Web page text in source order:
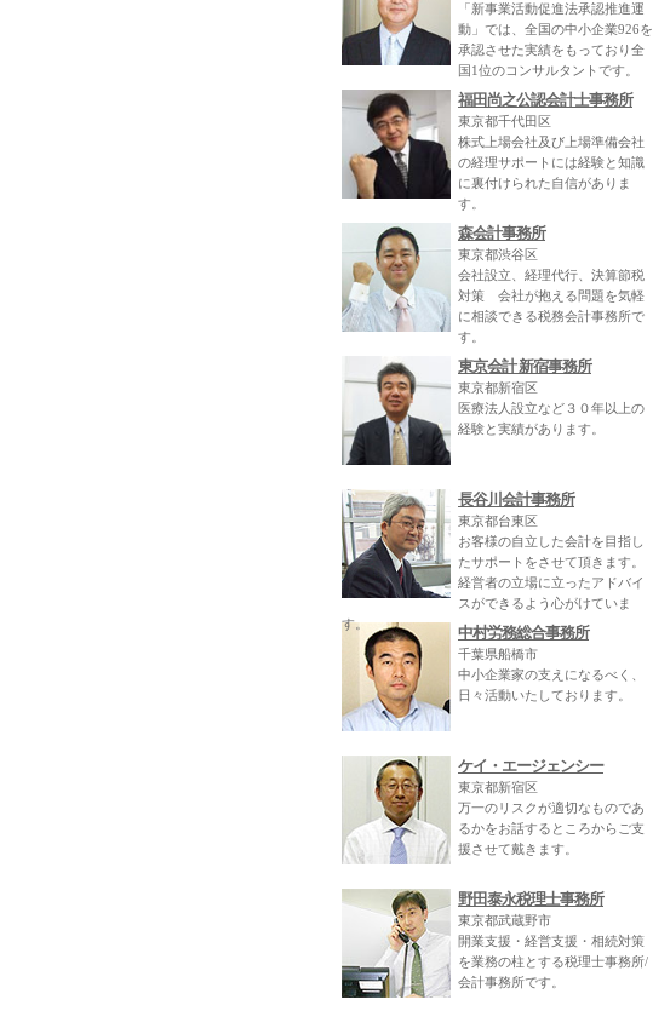
「新事業活動促進法承認推進運
動」では、全国の中小企業926を
承認させた実績をもっており全
国1位のコンサルタントです。
福田尚之公認会計士事務所
東京都千代田区
株式上場会社及び上場準備会社
の経理サポートには経験と知識
に裏付けられた自信がありま
す。
森会計事務所
東京都渋谷区
会社設立、経理代行、決算節税
対策 会社が抱える問題を気軽
に相談できる税務会計事務所で
す。
東京会計 新宿事務所
東京都新宿区
医療法人設立など３０年以上の
経験と実績があります。
長谷川会計事務所
東京都台東区
お客様の自立した会計を目指し
たサポートをさせて頂きます。
経営者の立場に立ったアドバイ
スができるよう心がけていま
す。
中村労務総合事務所
千葉県船橋市
中小企業家の支えになるべく、
日々活動いたしております。
ケイ・エージェンシー
東京都新宿区
万一のリスクが適切なものであ
るかをお話するところからご支
援させて戴きます。
野田泰永税理士事務所
東京都武蔵野市
開業支援・経営支援・相続対策
を業務の柱とする税理士事務所/
会計事務所です。